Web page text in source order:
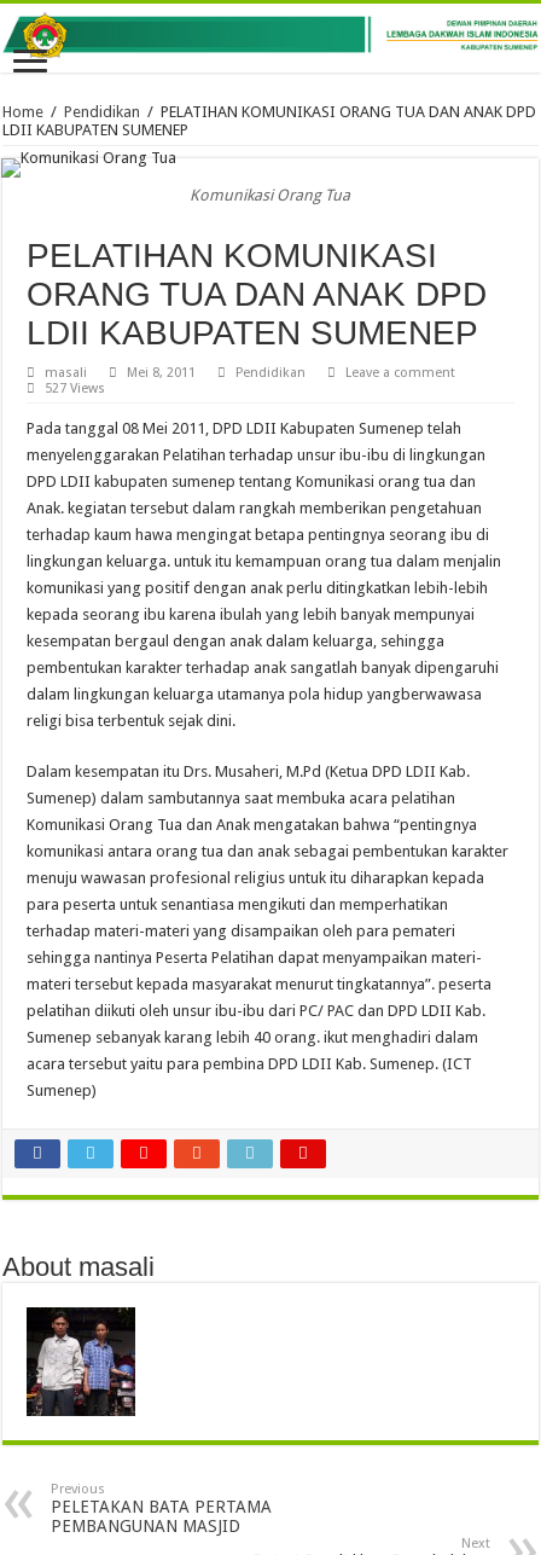
Home / Pendidikan / PELATIHAN KOMUNIKASI ORANG TUA DAN ANAK DPD
LDII KABUPATEN SUMENEP
Komunikasi Orang Tua
PELATIHAN KOMUNIKASI
ORANG TUA DAN ANAK DPD
LDII KABUPATEN SUMENEP
masali Mei 8, 2011 Pendidikan
Leave a comment
527 Views
Pada tanggal 08 Mei 2011, DPD LDII Kabupaten Sumenep telah
menyelenggarakan Pelatihan terhadap unsur ibu-ibu di lingkungan
DPD LDII kabupaten sumenep tentang Komunikasi orang tua dan
Anak. kegiatan tersebut dalam rangkah memberikan pengetahuan
terhadap kaum hawa mengingat betapa pentingnya seorang ibu di
lingkungan keluarga. untuk itu kemampuan orang tua dalam menjalin
komunikasi yang positif dengan anak perlu ditingkatkan lebih-lebih
kepada seorang ibu karena ibulah yang lebih banyak mempunyai
kesempatan bergaul dengan anak dalam keluarga, sehingga
pembentukan karakter terhadap anak sangatlah banyak dipengaruhi
dalam lingkungan keluarga utamanya pola hidup yangberwawasa
religi bisa terbentuk sejak dini.
Dalam kesempatan itu Drs. Musaheri, M.Pd (Ketua DPD LDII Kab.
Sumenep) dalam sambutannya saat membuka acara pelatihan
Komunikasi Orang Tua dan Anak mengatakan bahwa “pentingnya
komunikasi antara orang tua dan anak sebagai pembentukan karakter
menuju wawasan profesional religius untuk itu diharapkan kepada
para peserta untuk senantiasa mengikuti dan memperhatikan
terhadap materi-materi yang disampaikan oleh para pemateri
sehingga nantinya Peserta Pelatihan dapat menyampaikan materi-
materi tersebut kepada masyarakat menurut tingkatannya”. peserta
pelatihan diikuti oleh unsur ibu-ibu dari PC/ PAC dan DPD LDII Kab.
Sumenep sebanyak karang lebih 40 orang. ikut menghadiri dalam
acara tersebut yaitu para pembina DPD LDII Kab. Sumenep. (ICT
Sumenep)
About masali
Previous
PELETAKAN BATA PERTAMA
PEMBANGUNAN MASJID
Next